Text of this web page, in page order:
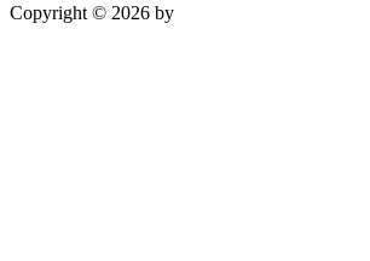
Copyright © 2026 by